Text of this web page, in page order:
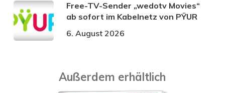
Free-TV-Sender „wedotv Movies“
ab sofort im Kabelnetz von PŸUR
6. August 2026
Außerdem erhältlich